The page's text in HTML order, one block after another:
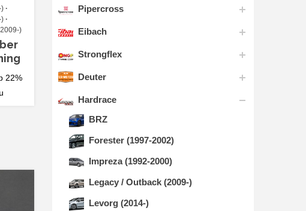
)
)
22%
Pipercross
Eibach
Strongflex
Deuter
Hardrace
BRZ
Forester (1997-2002)
Impreza (1992-2000)
Legacy / Outback (2009-)
Levorg (2014-)